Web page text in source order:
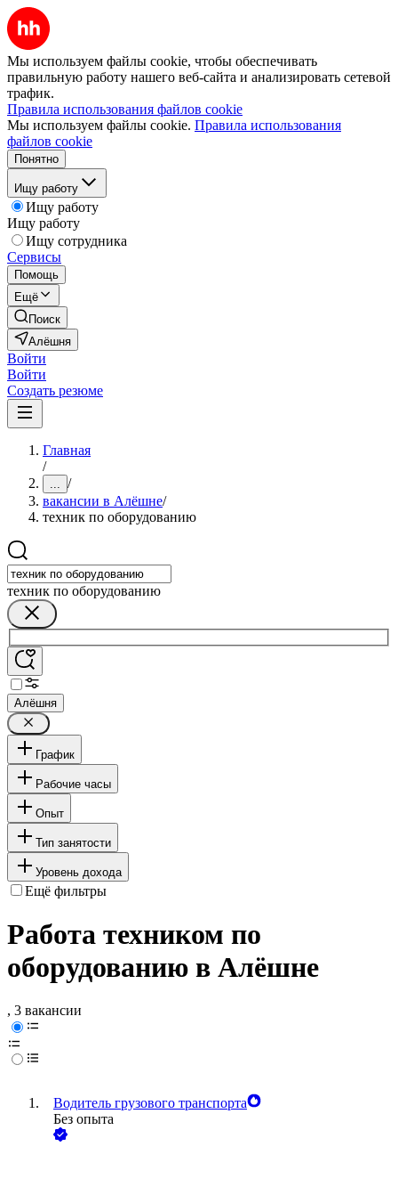
Мы используем файлы cookie, чтобы обеспечивать
правильную работу нашего веб-сайта и анализировать сетевой
трафик.
Правила использования файлов cookie
Мы используем файлы cookie. Правила использования
файлов cookie
Понятно
Ищу работу
Ищу работу
Ищу работу
Ищу сотрудника
Сервисы
Помощь
Ещё
Поиск
Алёшня
Войти
Войти
Создать резюме
Главная
/
... /
вакансии в Алёшне/
техник по оборудованию
техник по оборудованию
Алёшня
График
Рабочие часы
Опыт
Тип занятости
Уровень дохода
Ещё фильтры
Работа техником по
оборудованию в Алёшне
, 3 вакансии
Водитель грузового транспорта
Без опыта